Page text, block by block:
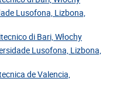
Lusofona, Lizbona,
di Bari, Włochy
Lusofona, Lizbona,
de Valencia,